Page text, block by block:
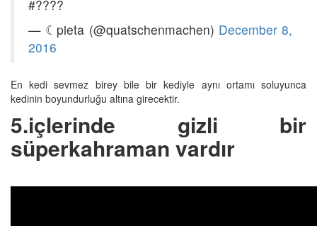
— ☾pieta (@quatschenmachen)
2016
kedinin boyundurluğu altına girecektir.
5.içlerinde gizli bir
süperkahraman vardır